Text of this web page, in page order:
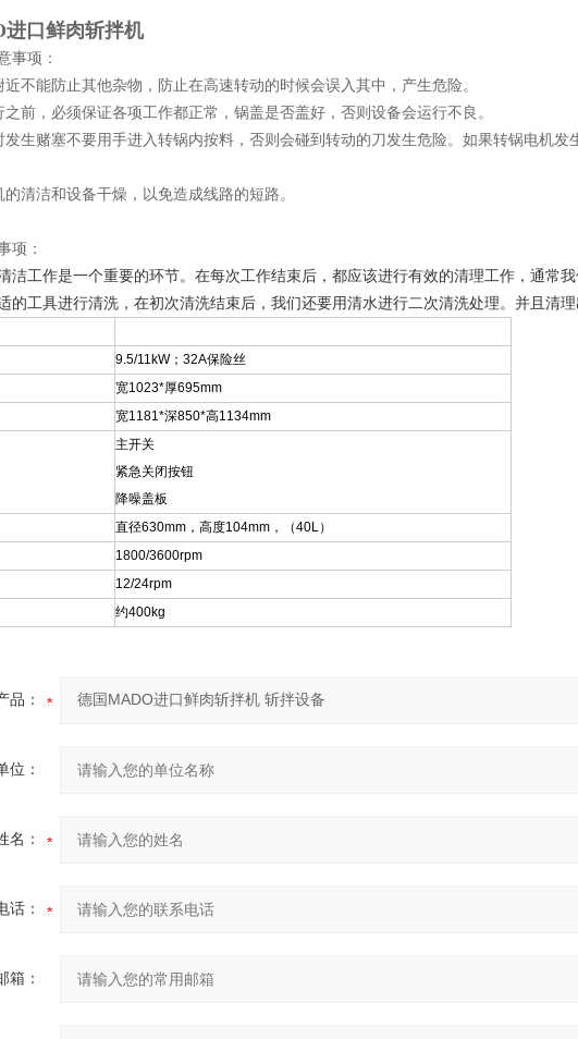
口鲜肉斩拌机​
事项：
近不能防止其他杂物，防止在高速转动的时候会误入其中，产生危险。
之前，必须保证各项工作都正常，锅盖是否盖好，否则设备会运行不良。
发生赌塞不要用手进入转锅内按料，否则会碰到转动的刀发生危险。如果转锅电机发
清洁和设备干燥，以免造成线路的短路。
项：
洁工作是一个重要的环节。在每次工作结束后，都应该进行有效的清理工作，通常
的工具进行清洗，在初次清洗结束后，我们还要用清水进行二次清洗处理。并且清
9.5/11kW；32A保险丝
宽1023*厚695mm
宽1181*深850*高1134mm
主开关
紧急关闭按钮
降噪盖板
直径630mm，高度104mm，（40L）
1800/3600rpm
12/24rpm
约400kg
品：
位：
名：
话：
箱：